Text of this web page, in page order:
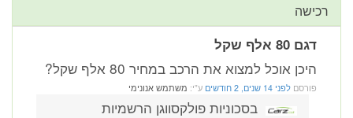
רכישה
דגם 80 אלף שקל
היכן אוכל למצוא את הרכב במחיר 80 אלף שקל?
פורסם לפני 14 שנים, 2 חודשים ע"י: משתמש אנונימי
בסכוניות פולקסווגן הרשמיות